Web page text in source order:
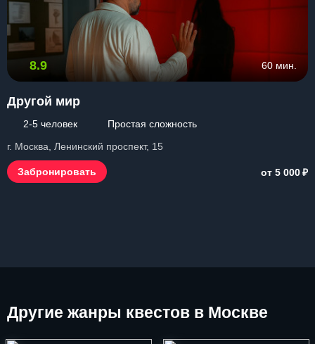
8.9 60 мин.
Другой мир
2-5 человек
Простая сложность
г. Москва, Ленинский проспект, 15
Забронировать от 5 000₽
Другие жанры квестов в Москве